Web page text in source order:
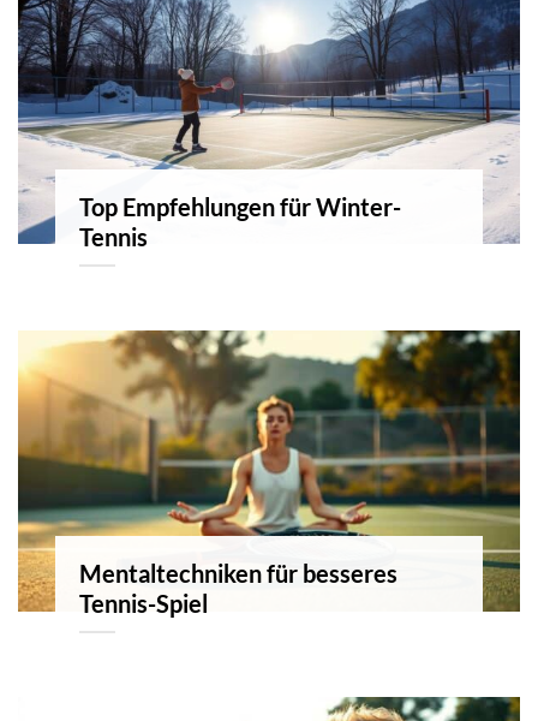
Top Empfehlungen für Winter-
Tennis
Mentaltechniken für besseres
Tennis-Spiel